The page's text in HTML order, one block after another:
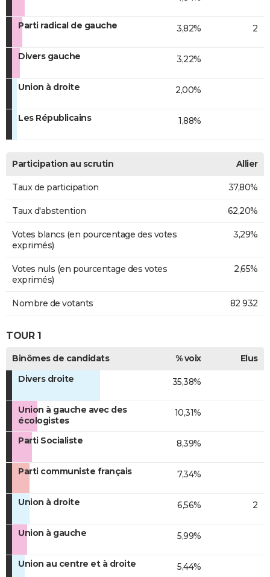
Parti radical de gauche 3,82% 2
Divers gauche 3,22%
Union à droite 2,00%
Les Républicains 1,88%
Participation au scrutin Allier
Taux de participation 37,80%
Taux d'abstention 62,20%
Votes blancs (en pourcentage des votes
exprimés)
3,29%
Votes nuls (en pourcentage des votes
exprimés)
2,65%
Nombre de votants 82 932
TOUR 1
Binômes de candidats % voix
Elus
Divers droite
35,38%
Union à gauche avec des
écologistes
10,31%
Parti Socialiste 8,39%
Parti communiste français 7,34%
Union à droite 6,56% 2
Union à gauche 5,99%
Union au centre et à droite 5,44%